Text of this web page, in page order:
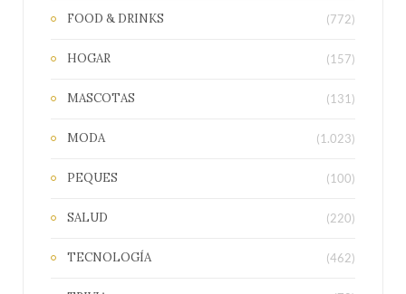
FOOD & DRINKS (772)
HOGAR (157)
MASCOTAS (131)
MODA (1.023)
PEQUES (100)
SALUD (220)
TECNOLOGÍA (462)